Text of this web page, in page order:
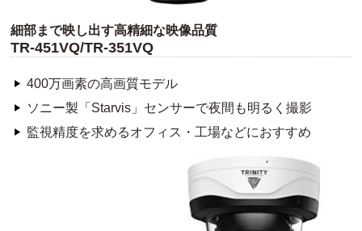
細部まで映し出す高精細な映像品質
TR-451VQ/TR-351VQ
400万画素の高画質モデル
ソニー製「Starvis」センサーで夜間も明るく撮影
監視精度を求めるオフィス・工場などにおすすめ